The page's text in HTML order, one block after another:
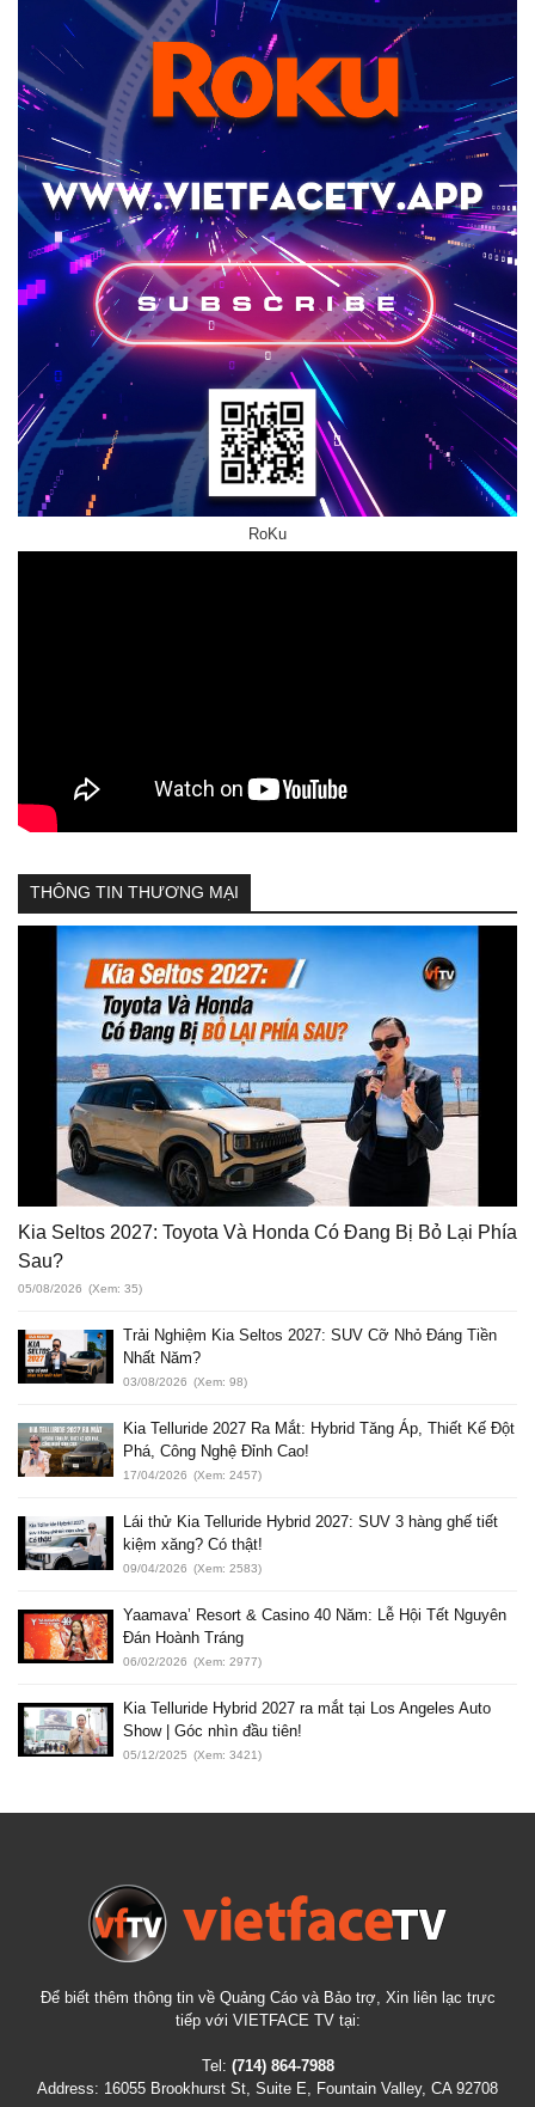
RoKu
THÔNG TIN THƯƠNG MẠI
Kia Seltos 2027: Toyota Và Honda Có Đang Bị Bỏ Lại Phía
Sau?
05/08/2026 (Xem: 35)
Trải Nghiệm Kia Seltos 2027: SUV Cỡ Nhỏ Đáng Tiền
Nhất Năm?
03/08/2026 (Xem: 98)
Kia Telluride 2027 Ra Mắt: Hybrid Tăng Áp, Thiết Kế Đột
Phá, Công Nghệ Đỉnh Cao!
17/04/2026 (Xem: 2457)
Lái thử Kia Telluride Hybrid 2027: SUV 3 hàng ghế tiết
kiệm xăng? Có thật!
09/04/2026 (Xem: 2583)
Yaamava’ Resort & Casino 40 Năm: Lễ Hội Tết Nguyên
Đán Hoành Tráng
06/02/2026 (Xem: 2977)
Kia Telluride Hybrid 2027 ra mắt tại Los Angeles Auto
Show | Góc nhìn đầu tiên!
05/12/2025 (Xem: 3421)
Để biết thêm thông tin về Quảng Cáo và Bảo trợ, Xin liên lạc trực
tiếp với VIETFACE TV tại:
Tel: (714) 864-7988
Address: 16055 Brookhurst St, Suite E, Fountain Valley, CA 92708